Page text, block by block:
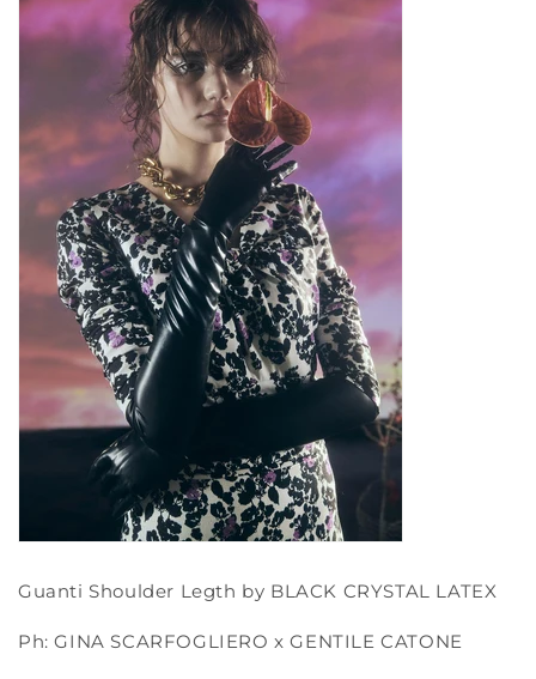
Guanti Shoulder Legth by BLACK CRYSTAL LATEX
Ph: GINA SCARFOGLIERO x GENTILE CATONE